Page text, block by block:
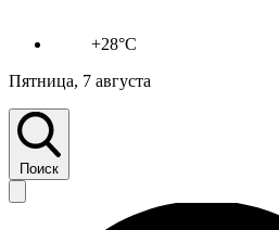
+28°C
Пятница, 7 августа
Поиск